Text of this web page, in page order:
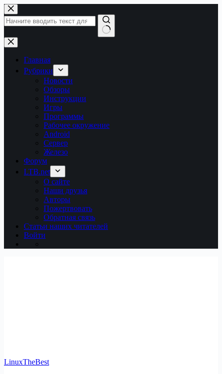
Перейти
к
сути
Ничего
не
найденоГлавная
Рубрики
Новости
Обзоры
Инструкции
Игры
Программы
Рабочее окружение
Android
Сервер
Железо
Форум
LTB.net
О сайте
Наши друзья
Авторы
Пожертвовать
Обратная связь
Статьи наших читателей
Войти
LinuxTheBest